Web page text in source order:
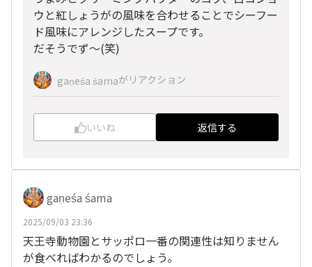
ウと紅しょうがの風味を合わせることでシーフー
ド風味にアレンジしたスープです。
だそうでず～(笑)
gaṇeśa śamaがリアクション
いいね 返信する
gaṇeśa śama
2025/09/03 23:36
天王寺動物園とサッポロ一番の関連性は知りません
が食べればわかるのでしょう。